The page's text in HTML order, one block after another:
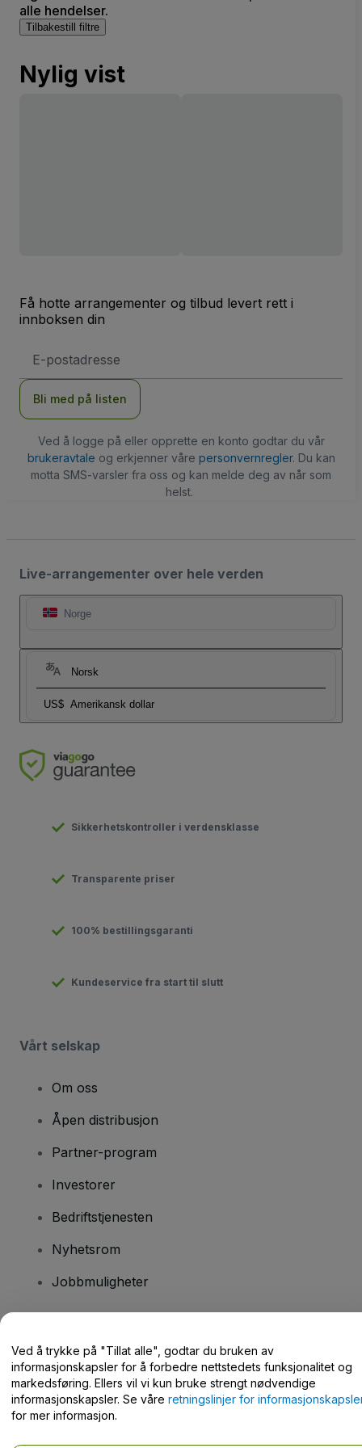
alle hendelser.
Tilbakestill filtre
Nylig vist
Få hotte arrangementer og tilbud levert rett i
innboksen din
postadresse
Bli med på listen
Ved å logge på eller opprette en konto godtar du vår
brukeravtale og erkjenner våre personvernregler. Du kan
motta SMS-varsler fra oss og kan melde deg av når som
helst.
Live-arrangementer over hele verden
Norge
Norsk
US$ Amerikansk dollar
Sikkerhetskontroller i verdensklasse
Transparente priser
100% bestillingsgaranti
Kundeservice fra start til slutt
Vårt selskap
Om oss
Åpen distribusjon
Partner-program
Investorer
Bedriftstjenesten
Nyhetsrom
Jobbmuligheter
Hjelpesenter / kontakt oss
Ved å trykke på "Tillat alle", godtar du bruken av
informasjonskapsler for å forbedre nettstedets funksjonalitet og
markedsføring. Ellers vil vi kun bruke strengt nødvendige
informasjonskapsler. Se våre retningslinjer for
for mer informasjon.